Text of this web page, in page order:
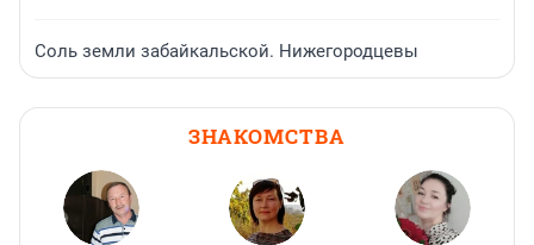
Соль земли забайкальской. Нижегородцевы
ЗНАКОМСТВА